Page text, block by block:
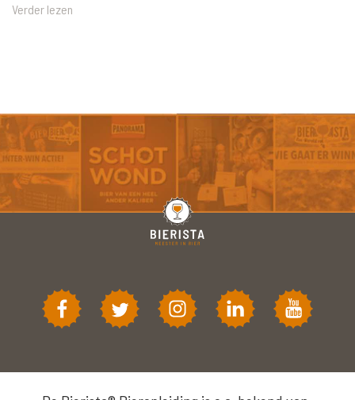
Verder lezen